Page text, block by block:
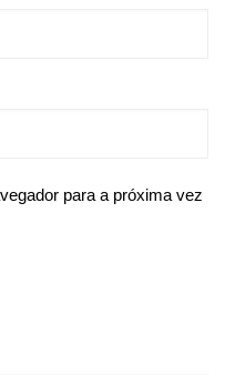
para a próxima vez